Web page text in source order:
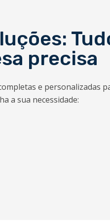
precisa
e personalizadas
a sua necessidade: